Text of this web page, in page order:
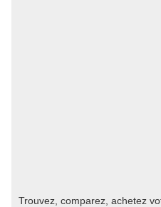
Trouvez, comparez, achetez